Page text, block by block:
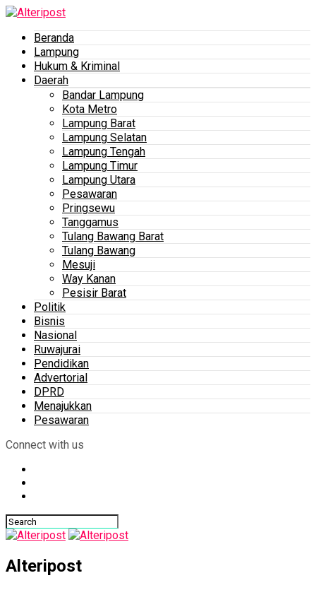
Beranda
Lampung
Hukum & Kriminal
Daerah
Bandar Lampung
Kota Metro
Lampung Barat
Lampung Selatan
Lampung Tengah
Lampung Timur
Lampung Utara
Pesawaran
Pringsewu
Tanggamus
Tulang Bawang Barat
Tulang Bawang
Mesuji
Way Kanan
Pesisir Barat
Politik
Bisnis
Nasional
Ruwajurai
Pendidikan
Advertorial
DPRD
Menajukkan
Pesawaran
Connect with us
Alteripost